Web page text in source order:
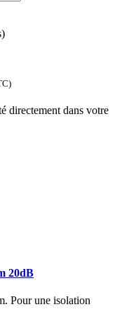
directement dans votre
20dB
Pour une isolation